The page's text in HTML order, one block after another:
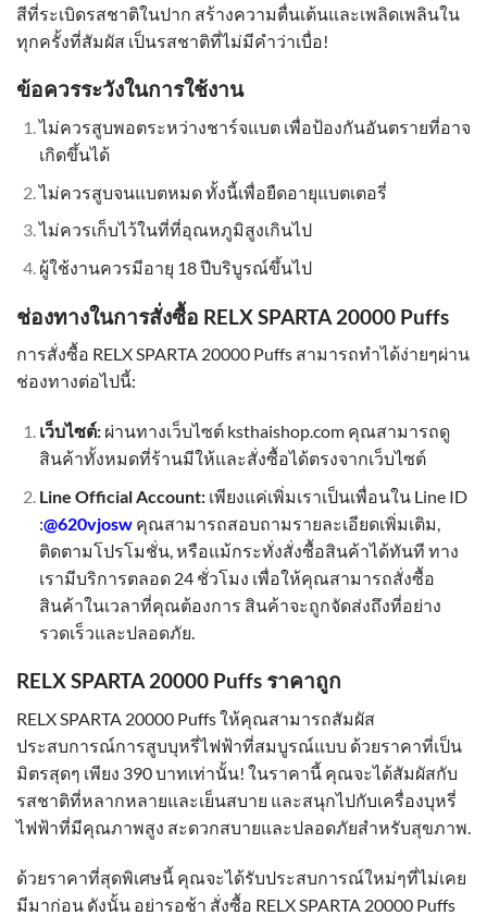
สีที่ระเบิดรสชาติในปาก สร้างความตื่นเต้นและเพลิดเพลินใน
ทุกครั้งที่สัมผัส เป็นรสชาติที่ไม่มีคำว่าเบื่อ!
ข้อควรระวังในการใช้งาน
ไม่ควรสูบพอตระหว่างชาร์จแบต เพื่อป้องกันอันตรายที่อาจ
เกิดขึ้นได้
ไม่ควรสูบจนแบตหมด ทั้งนี้เพื่อยืดอายุแบตเตอรี่
ไม่ควรเก็บไว้ในที่ที่อุณหภูมิสูงเกินไป
ผู้ใช้งานควรมีอายุ 18 ปีบริบูรณ์ขึ้นไป
ช่องทางในการสั่งซื้อ RELX SPARTA 20000 Puffs
การสั่งซื้อ RELX SPARTA 20000 Puffs สามารถทำได้ง่ายๆผ่าน
ช่องทางต่อไปนี้:
เว็บไซต์:ผ่านทางเว็บไซต์ ksthaishop.com คุณสามารถดู
สินค้าทั้งหมดที่ร้านมีให้และสั่งซื้อได้ตรงจากเว็บไซต์
Line Official Account:เพียงแค่เพิ่มเราเป็นเพื่อนใน Line ID
:@620vjosw คุณสามารถสอบถามรายละเอียดเพิ่มเติม,
ติดตามโปรโมชั่น, หรือแม้กระทั่งสั่งซื้อสินค้าได้ทันที ทาง
เรามีบริการตลอด 24 ชั่วโมง เพื่อให้คุณสามารถสั่งซื้อ
สินค้าในเวลาที่คุณต้องการ สินค้าจะถูกจัดส่งถึงที่อย่าง
รวดเร็วและปลอดภัย.
RELX SPARTA 20000 Puffs ราคาถูก
RELX SPARTA 20000 Puffs ให้คุณสามารถสัมผัส
ประสบการณ์การสูบบุหรี่ไฟฟ้าที่สมบูรณ์แบบ ด้วยราคาที่เป็น
มิตรสุดๆ เพียง 390 บาทเท่านั้น! ในราคานี้ คุณจะได้สัมผัสกับ
รสชาติที่หลากหลายและเย็นสบาย และสนุกไปกับเครื่องบุหรี่
ไฟฟ้าที่มีคุณภาพสูง สะดวกสบายและปลอดภัยสำหรับสุขภาพ.
ด้วยราคาที่สุดพิเศษนี้ คุณจะได้รับประสบการณ์ใหม่ๆที่ไม่เคย
มีมาก่อน ดังนั้น อย่ารอช้า สั่งซื้อ RELX SPARTA 20000 Puffs